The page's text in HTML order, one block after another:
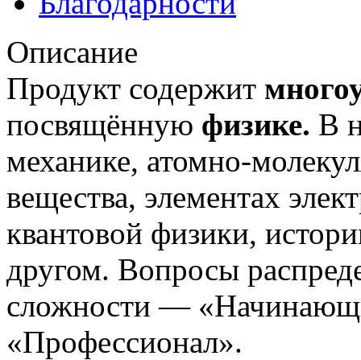
Описание
Продукт содержит
посвящённую физике. В
механике, атомно-
вещества, элементах
квантовой физики,
другом. Вопросы
сложности —
«Профессионал».